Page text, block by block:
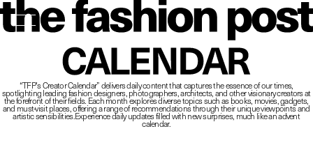
CALENDAR
“TFP’s Creator Calendar” delivers daily content that captures the essence of our times,
spotlighting leading fashion designers, photographers, architects, and other visionary creators at
the forefront of their fields.Each month explores diverse topics such as books, movies, gadgets,
and must-visit places,offering a range of recommendations through their unique viewpoints and
artistic sensibilities.Experience daily updates filled with new surprises, much like an advent
calendar.